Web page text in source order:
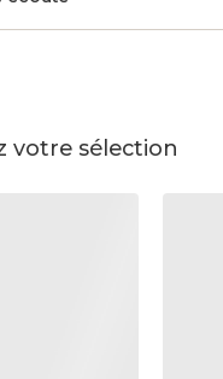
votre sélection